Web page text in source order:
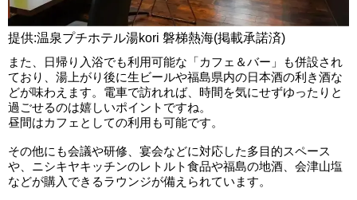
提供:温泉プチホテル湯kori 磐梯熱海(掲載承諾済)
また、日帰り入浴でも利用可能な「カフェ＆バー」も併設され
ており、湯上がり後に生ビールや福島県内の日本酒の利き酒な
どが味わえます。電車で訪れれば、時間を気にせずゆったりと
過ごせるのは嬉しいポイントですね。
昼間はカフェとしての利用も可能です。
その他にも会議や研修、宴会などに対応した多目的スペース
や、ニシキヤキッチンのレトルト食品や福島の地酒、会津山塩
などが購入できるラウンジが備えられています。